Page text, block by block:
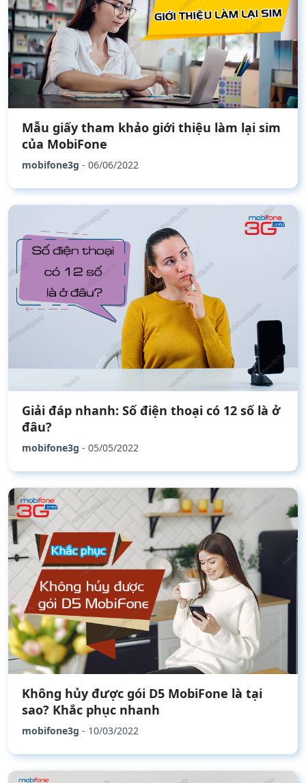
Mẫu giấy tham khảo giới thiệu làm lại sim
của MobiFone
mobifone3g - 06/06/2022
Giải đáp nhanh: Số điện thoại có 12 số là ở
đâu?
mobifone3g - 05/05/2022
Không hủy được gói D5 MobiFone là tại
sao? Khắc phục nhanh
mobifone3g - 10/03/2022